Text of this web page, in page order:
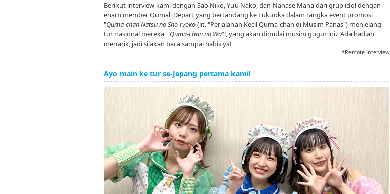
Berikut interview kami dengan Sao Niko, Yuu Nako, dan Nanase Mana dari grup idol dengan
enam member Qumali Depart yang bertandang ke Fukuoka dalam rangka event promosi
"Quma-chan Natsu no Sho-ryoko(lit. "Perjalanan Kecil Quma-chan di Musim Panas") menjelang
tur nasional mereka, "Quma-chan no Wa"!, yang akan dimulai musim gugur ini♪ Ada hadiah
menarik, jadi silakan baca sampai habis ya!
*Remote interview
Ayo main ke tur se-Jepang pertama kami!